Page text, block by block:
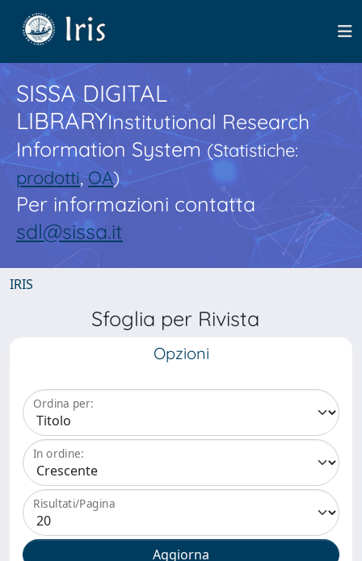
SISSA DIGITAL
LIBRARYInstitutional Research
Information System(Statistiche:
prodotti,OA)
Per informazioni contatta
sdl@sissa.it
IRIS
Sfoglia per Rivista
Opzioni
Ordina per:
In ordine:
Risultati/Pagina